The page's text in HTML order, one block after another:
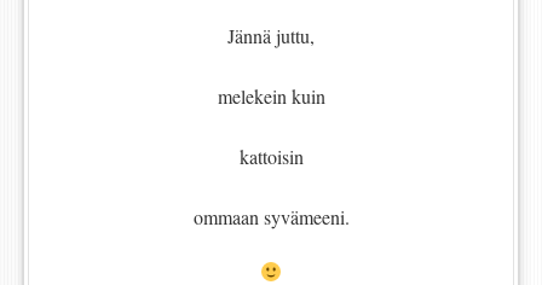
Jännä juttu,
melekein kuin
kattoisin
ommaan syvämeeni.